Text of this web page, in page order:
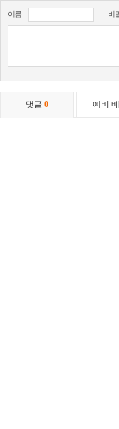
이름 비
댓글 0 예비